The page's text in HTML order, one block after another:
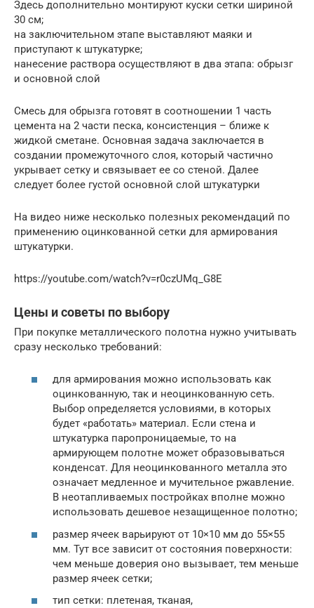
Здесь дополнительно монтируют куски сетки шириной
30 см;
на заключительном этапе выставляют маяки и
приступают к штукатурке;
нанесение раствора осуществляют в два этапа: обрызг
и основной слой
Смесь для обрызга готовят в соотношении 1 часть
цемента на 2 части песка, консистенция – ближе к
жидкой сметане. Основная задача заключается в
создании промежуточного слоя, который частично
укрывает сетку и связывает ее со стеной. Далее
следует более густой основной слой штукатурки
На видео ниже несколько полезных рекомендаций по
применению оцинкованной сетки для армирования
штукатурки.
https://youtube.com/watch?v=r0czUMq_G8E
Цены и советы по выбору
При покупке металлического полотна нужно учитывать
сразу несколько требований:
для армирования можно использовать как
оцинкованную, так и неоцинкованную сеть.
Выбор определяется условиями, в которых
будет «работать» материал. Если стена и
штукатурка паропроницаемые, то на
армирующем полотне может образовываться
конденсат. Для неоцинкованного металла это
означает медленное и мучительное ржавление.
В неотапливаемых постройках вполне можно
использовать дешевое незащищенное полотно;
размер ячеек варьируют от 10×10 мм до 55×55
мм. Тут все зависит от состояния поверхности:
чем меньше доверия оно вызывает, тем меньше
размер ячеек сетки;
тип сетки: плетеная, тканая,